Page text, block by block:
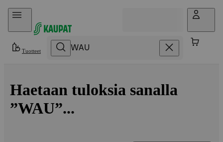
Hyppää sisältöön
Tuotteet
Haetaan tuloksia sanalla
”WAU”...